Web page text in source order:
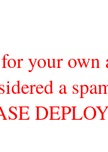
your
a